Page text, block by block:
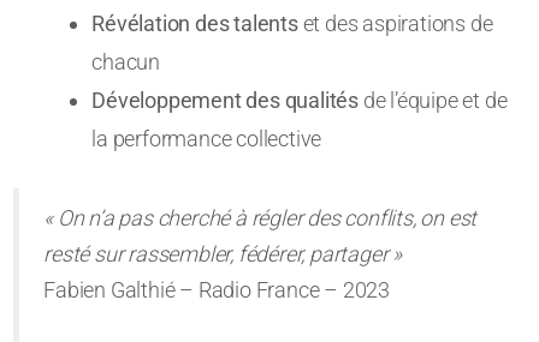
Révélation des talentset des aspirations de
chacun
Développement des qualités de l’équipe et de
la performance collective
« On n’a pas cherché à régler des conflits, on est
resté sur rassembler, fédérer, partager »
Fabien Galthié – Radio France – 2023